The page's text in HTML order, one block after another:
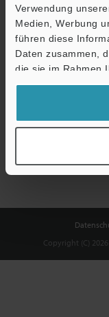
Verwendung
Medien, Werbung
führen diese
Daten zusammen,
die sie im Rahmen
haben.
Download
Datenschutz ist uns
Datenschutz
Copyright (C) 2026